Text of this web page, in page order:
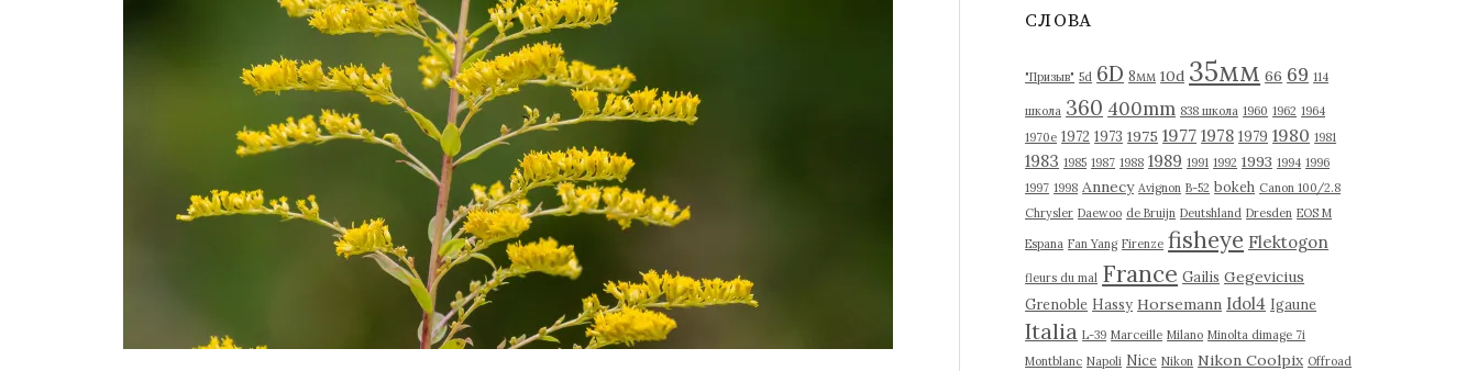
в
СЛОВА
"Призыв" 5d 6D 8мм 10d 35мм 66 69 114
школа 360 400mm 838 школа 1960 1962 1964
1970е 1972 1973 1975 1977 1978 1979 1980 1981
1983 1985 1987 1988 1989 1991 1992 1993 1994 1996
1997 1998 Annecy Avignon B-52 bokeh Canon 100/2.8
Chrysler Daewoo de Bruijn Deutshland Dresden EOS M
Espana Fan Yang Firenze fisheye Flektogon
fleurs du mal France Gailis Gegevicius
Grenoble Hassy Horsemann Idol4 Igaune
Italia L-39 Marceille Milano Minolta dimage 7i
Montblanc Napoli Nice Nikon Nikon Coolpix Offroad